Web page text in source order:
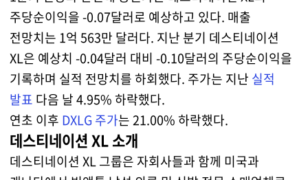
주당순이익을 -0.07달러로 예상하고 있다. 매출
전망치는 1억 563만 달러다. 지난 분기 데스티네이션
XL은 예상치 -0.04달러 대비 -0.10달러의 주당순이익을
기록하며 실적 전망치를 하회했다. 주가는 지난 실적
발표 다음 날 4.95% 하락했다.
연초 이후 DXLG 주가는 21.00% 하락했다.
데스티네이션 XL 소개
데스티네이션 XL 그룹은 자회사들과 함께 미국과